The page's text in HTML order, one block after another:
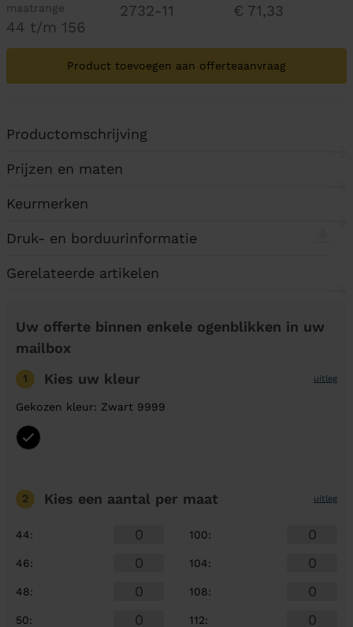
maatrange
44 t/m 156
2732-11 € 71,33
Product toevoegen aan offerteaanvraag
Productomschrijving
Prijzen en maten
Keurmerken
Druk- en borduurinformatie
Gerelateerde artikelen
Uw offerte binnen enkele ogenblikken in uw
mailbox
1 Kies uw kleur uitleg
Gekozen kleur: Zwart 9999
2 Kies een aantal per maat uitleg
44:
46:
48:
50:
100:
104:
108:
112: